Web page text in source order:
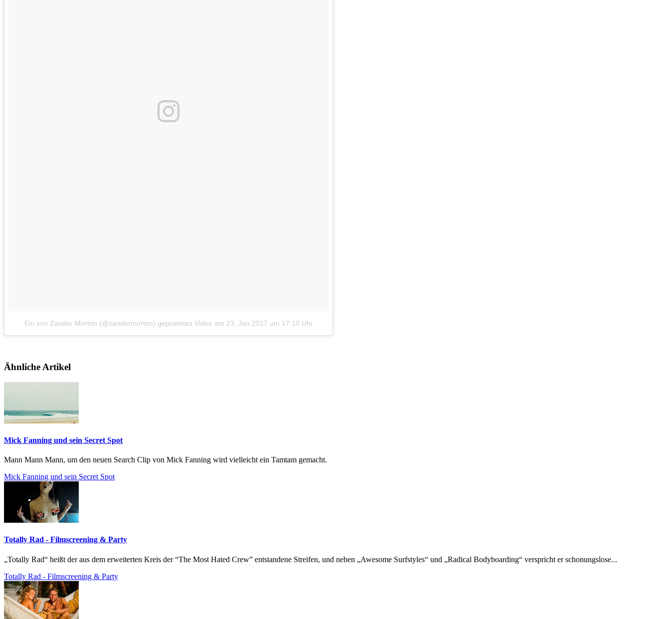
Ein von Zander Morton (@zandermorton) gepostetes Video am 23. Jan 2017 um 17:10 Uhr
Ähnliche Artikel
Mick Fanning und sein Secret Spot
Mann Mann Mann, um den neuen Search Clip von Mick Fanning wird vielleicht ein Tamtam gemacht.
Mick Fanning und sein Secret Spot
Totally Rad - Filmscreening & Party
„Totally Rad“ heißt der aus dem erweiterten Kreis der “The Most Hated Crew” entstandene Streifen, und neben „Awesome Surfstyles“ und „Radical Bodyboarding“ verspricht er schonungslose...
Totally Rad - Filmscreening & Party